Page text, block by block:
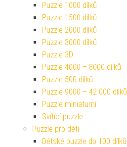
Puzzle 1000 dílků
Puzzle 1500 dílků
Puzzle 2000 dílků
Puzzle 3000 dílků
Puzzle 3D
Puzzle 4000 – 8000 dílků
Puzzle 500 dílků
Puzzle 9000 – 42 000 dílků
Puzzle miniaturní
Svítící puzzle
Puzzle pro děti
Dětské puzzle do 100 dílků